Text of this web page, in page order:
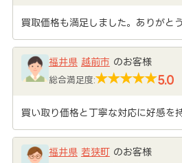
買取価格も満足しました。ありがと
福井県 越前市 のお客様
総合満足度: 5.0
買い取り価格と丁寧な対応に好感を
福井県 若狭町のお客様